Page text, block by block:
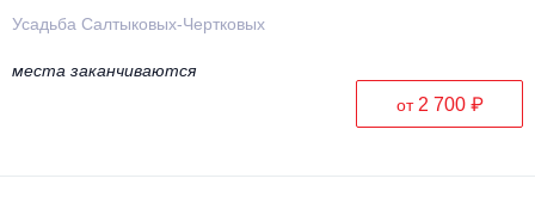
Усадьба Салтыковых-Чертковых
места заканчиваются
от 2 700 ₽